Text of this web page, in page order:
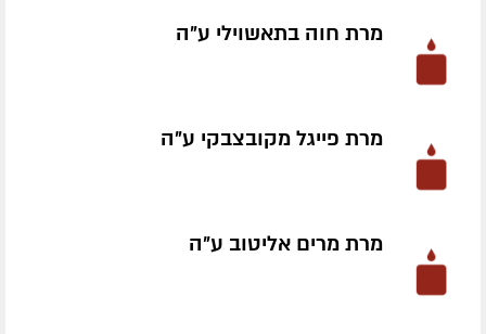
מרת חוה בתאשוילי ע״ה
מרת פייגל מקובצבקי ע״ה
מרת מרים אליטוב ע״ה